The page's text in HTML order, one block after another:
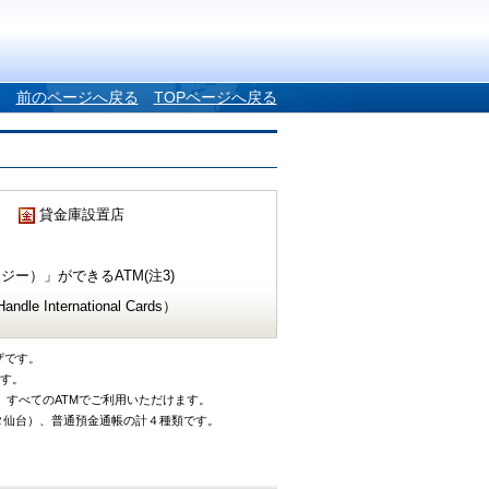
前のページへ戻る TOPページへ戻る
貸金庫設置店
ー）」ができるATM(注3)
International Cards）
す。
。
べてのATMでご利用いただけます。
台）、普通預金通帳の計４種類です。